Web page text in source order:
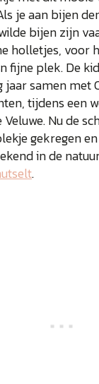
je aan bijen
bijen zijn
holletjes, voor
fijne plek. De
samen met
tijdens een
Nu de
gekregen
in de
.